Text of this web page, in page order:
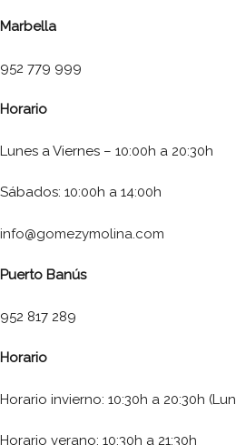
Marbella
952 779 999
Horario
Lunes a Viernes – 10:00h a 20:30h
Sábados: 10:00h a 14:00h
info@gomezymolina.com
Puerto Banús
952 817 289
Horario
Horario invierno: 10:30h a 20:30h
Horario verano: 10:30h a 21:30h